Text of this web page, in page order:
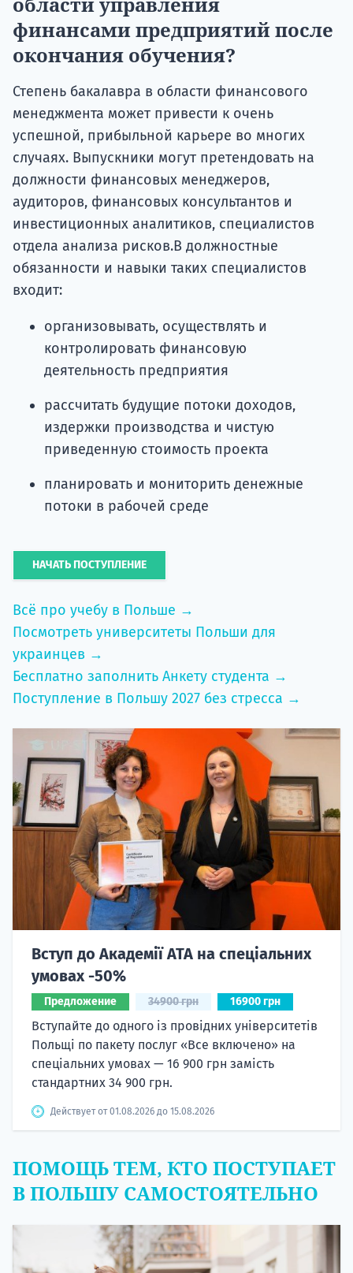
финансами предприятий после
окончания обучения?
Степень бакалавра в области финансового
менеджмента может привести к очень
успешной, прибыльной карьере во многих
случаях. Выпускники могут претендовать на
должности финансовых менеджеров,
аудиторов, финансовых консультантов и
инвестиционных аналитиков, специалистов
отдела анализа рисков.В должностные
обязанности и навыки таких специалистов
входит:
организовывать, осуществлять и
контролировать финансовую
деятельность предприятия
рассчитать будущие потоки доходов,
издержки производства и чистую
приведенную стоимость проекта
планировать и мониторить денежные
потоки в рабочей среде
НАЧАТЬ ПОСТУПЛЕНИЕ
Всё про учебу в Польше →
Посмотреть университеты Польши для
украинцев →
Бесплатно заполнить Анкету студента →
Поступление в Польшу 2027 без стресса →
Вступ до Академії ATA на спеціальних
умовах -50%
Предложение 34900 грн 16900 грн
Вступайте до одного із провідних університетів
Польщі по пакету послуг «Все включено» на
спеціальних умовах — 16 900 грн замість
стандартних 34 900 грн.
Действует от 01.08.2026 до 15.08.2026
ПОМОЩЬ ТЕМ, КТО ПОСТУПАЕТ
В ПОЛЬШУ САМОСТОЯТЕЛЬНО